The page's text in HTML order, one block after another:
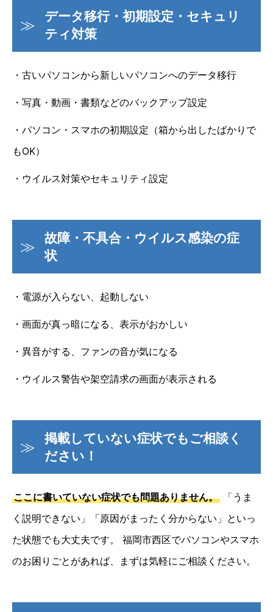
データ移行・初期設定・セキュリ
ティ対策
・古いパソコンから新しいパソコンへのデータ移行
・写真・動画・書類などのバックアップ設定
・パソコン・スマホの初期設定（箱から出したばかりで
もOK）
・ウイルス対策やセキュリティ設定
故障・不具合・ウイルス感染の症
状
・電源が入らない、起動しない
・画面が真っ暗になる、表示がおかしい
・異音がする、ファンの音が気になる
・ウイルス警告や架空請求の画面が表示される
掲載していない症状でもご相談く
ださい！
ここに書いていない症状でも問題ありません。「うま
く説明できない」「原因がまったく分からない」といっ
た状態でも大丈夫です。
福岡市西区でパソコンやスマホ
のお困りごとがあれば、まずは気軽にご相談ください。